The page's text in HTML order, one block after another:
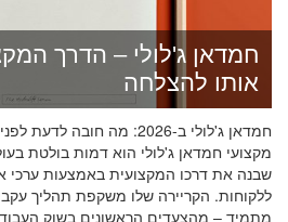
חמדאן ג'לולי – הדרך
אותו להצלחה
חמדאן ג'לולי ב-2026: מה
מקצועי חמדאן ג'לולי הוא דמות בולטת
שבנה את דרכו המקצועית באמצעות ערכי
ללקוחות. הקריירה שלו משקפת תהליך
מתמיד – מהצעדים הראשונים בשוק